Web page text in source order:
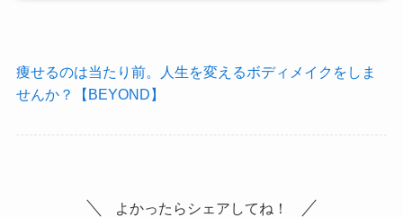
痩せるのは当たり前。人生を変えるボディメイクをしま
せんか？【BEYOND】
よかったらシェアしてね！